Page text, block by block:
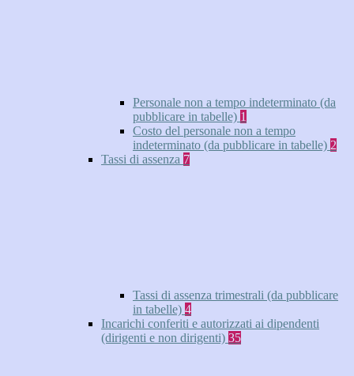
Personale non a tempo indeterminato (da
pubblicare in tabelle) 1
Costo del personale non a tempo
indeterminato (da pubblicare in tabelle) 2
Tassi di assenza 7
Tassi di assenza trimestrali (da pubblicare
in tabelle) 4
Incarichi conferiti e autorizzati ai dipendenti
(dirigenti e non dirigenti) 35